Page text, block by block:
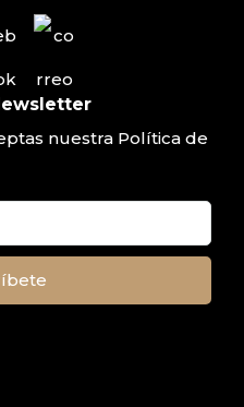
nuestra Política de